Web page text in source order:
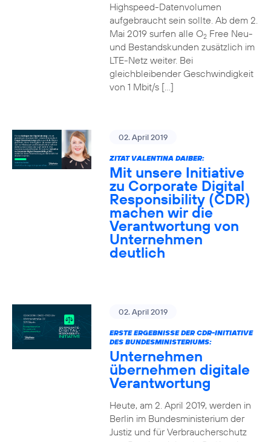
Highspeed-Datenvolumen
aufgebraucht sein sollte. Ab dem 2.
Mai 2019 surfen alle O2Free Neu-
und Bestandskunden zusätzlich im
LTE-Netz weiter. Bei
gleichbleibender Geschwindigkeit
von 1 Mbit/s […]
02. April 2019
ZITAT VALENTINA DAIBER:
Mit unsere Initiative
zu Corporate Digital
Responsibility (CDR)
machen wir die
Verantwortung von
Unternehmen
deutlich
02. April 2019
ERSTE ERGEBNISSE DER CDR-INITIATIVE
DES BUNDESMINISTERIUMS:
Unternehmen
übernehmen digitale
Verantwortung
Heute, am 2. April 2019, werden in
Berlin im Bundesministerium der
Justiz und für Verbraucherschutz